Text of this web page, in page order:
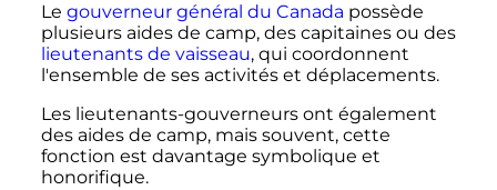
Le gouverneur général du Canada possède
plusieurs aides de camp, des capitaines ou des
lieutenants de vaisseau, qui coordonnent
l'ensemble de ses activités et déplacements.
Les lieutenants-gouverneurs ont également
des aides de camp, mais souvent, cette
fonction est davantage symbolique et
honorifique.